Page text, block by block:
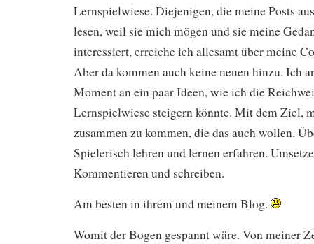
Lernspielwiese. Diejenigen, die meine Posts
lesen, weil sie mich mögen und sie meine
interessiert, erreiche ich allesamt über meine
Aber da kommen auch keine neuen hinzu. Ich
Moment an ein paar Ideen, wie ich die
Lernspielwiese steigern könnte. Mit dem Ziel,
zusammen zu kommen, die das auch wollen.
Spielerisch lehren und lernen erfahren.
Kommentieren und schreiben.
Am besten in ihrem und meinem Blog.
Womit der Bogen gespannt wäre. Von meiner